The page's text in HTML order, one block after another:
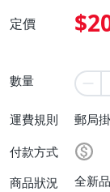
定價
數量
運費規則
郵局
付款方式
商品狀況
全新品